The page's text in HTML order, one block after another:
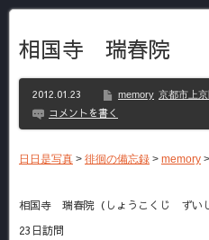
相国寺 瑞春院
2012.01.23 memory 京都市上
コメントを書く
日日是写真 > 徘徊の備忘録 > memory >
相国寺 瑞春院（しょうこくじ ずい
23日訪問